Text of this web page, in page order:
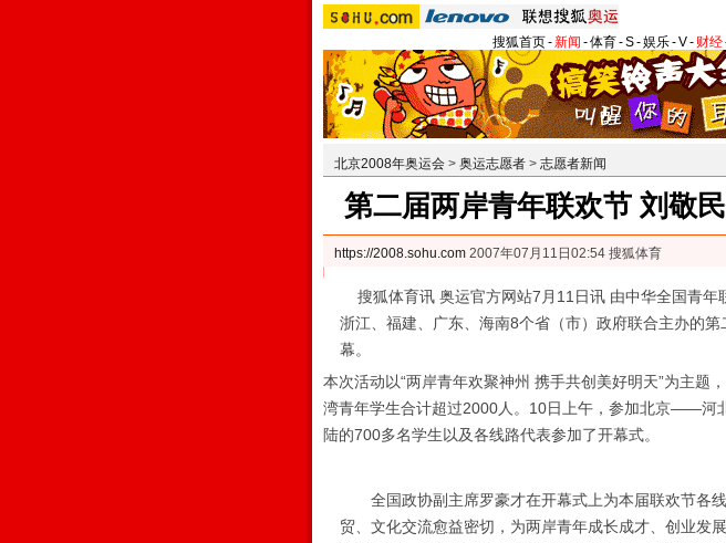
搜狐首页-新闻 -体育-S-娱乐-V- 财经
北京2008年奥运会 > 奥运志愿者 > 志愿者新闻
第二届两岸青年联欢节 刘敬
https://2008.sohu.com 2007年07月11日02:54 搜狐体育
搜狐体育讯 奥运官方网站7月11日讯 由中华全国青年
浙江、福建、广东、海南8个省（市）政府联合主办的
幕。
本次活动以“两岸青年欢聚神州 携手共创美好明天”为主题
湾青年学生合计超过2000人。10日上午，参加北京——河
陆的700多名学生以及各线路代表参加了开幕式。
全国政协副主席罗豪才在开幕式上为本届联欢节各
贸、文化交流愈益密切，为两岸青年成长成才、创业发